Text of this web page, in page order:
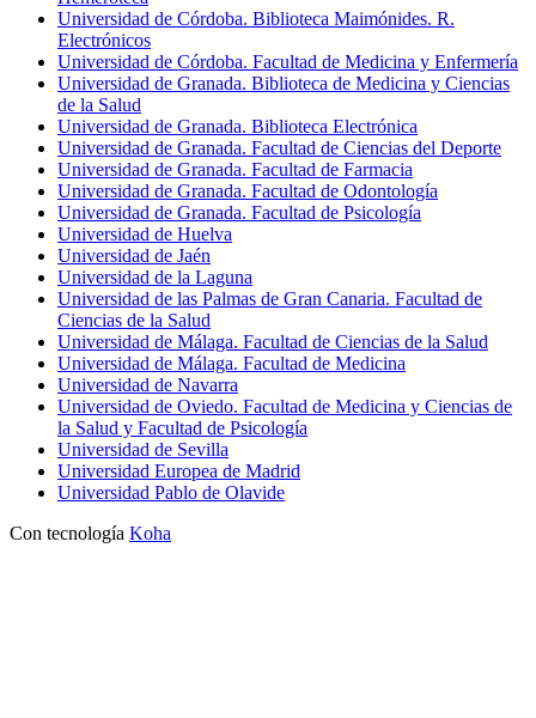
Universidad de Córdoba. Biblioteca Maimónides. R.
Electrónicos
Universidad de Córdoba. Facultad de Medicina y Enfermería
Universidad de Granada. Biblioteca de Medicina y Ciencias
de la Salud
Universidad de Granada. Biblioteca Electrónica
Universidad de Granada. Facultad de Ciencias del Deporte
Universidad de Granada. Facultad de Farmacia
Universidad de Granada. Facultad de Odontología
Universidad de Granada. Facultad de Psicología
Universidad de Huelva
Universidad de Jaén
Universidad de la Laguna
Universidad de las Palmas de Gran Canaria. Facultad de
Ciencias de la Salud
Universidad de Málaga. Facultad de Ciencias de la Salud
Universidad de Málaga. Facultad de Medicina
Universidad de Navarra
Universidad de Oviedo. Facultad de Medicina y Ciencias de
la Salud y Facultad de Psicología
Universidad de Sevilla
Universidad Europea de Madrid
Universidad Pablo de Olavide
Con tecnología Koha